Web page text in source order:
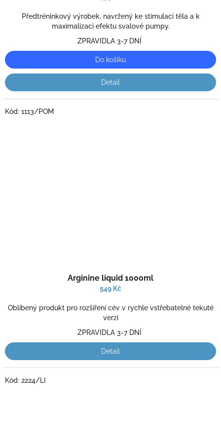
5,0
z
hvězdiček.
Předtréninkový výrobek, navržený ke stimulaci těla a k
maximalizaci efektu svalové pumpy.
ZPRAVIDLA 3-7 DNÍ
Do košíku
Detail
hodnocení
produktu
3,0
z
hvězdiček.
Arginine liquid 1000ml
549 Kč
Oblíbený produkt pro rozšíření cév v rychle vstřebatelné tekuté
verzi
ZPRAVIDLA 3-7 DNÍ
Detail
Kód: 1113/POM
Kód: 2224/LI